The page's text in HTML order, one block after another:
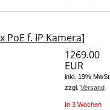
PoE f. IP Kamera]
1269.00
EUR
inkl. 19% MwSt.
zzgl. Versand
In 3 Wochen